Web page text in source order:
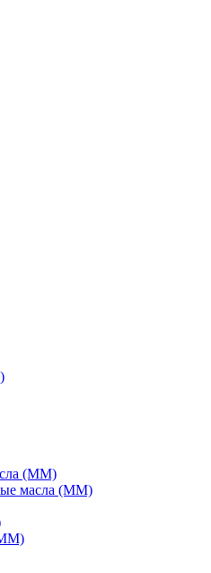
(ММ)
масла (ММ)